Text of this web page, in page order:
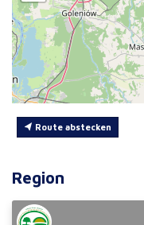
Route abstecken
Region